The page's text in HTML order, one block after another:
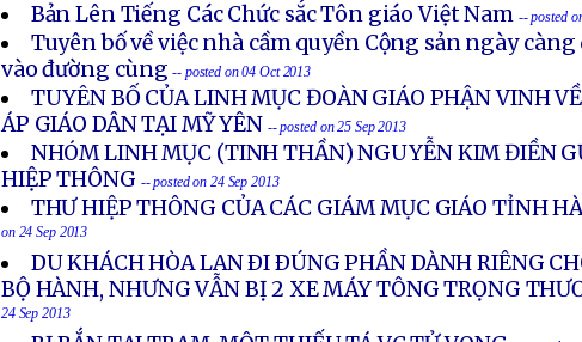
Bản Lên Tiếng Các Chức sắc Tôn giáo Việt Nam -- posted
Tuyên bố về việc nhà cầm quyền Cộng sản ngày
vào đường cùng -- posted on 04 Oct 2013
TUYÊN BỐ CỦA LINH MỤC ĐOÀN GIÁO PHẬN VINH
ÁP GIÁO DÂN TẠI MỸ YÊN -- posted on 25 Sep 2013
NHÓM LINH MỤC (TINH THẦN) NGUYỄN KIM ĐIỀN
HIỆP THÔNG -- posted on 24 Sep 2013
THƯ HIỆP THÔNG CỦA CÁC GIÁM MỤC GIÁO TỈNH
on 24 Sep 2013
DU KHÁCH HÒA LAN ÐI ÐÚNG PHẦN DÀNH RIÊNG
BỘ HÀNH, NHƯNG VẪN BỊ 2 XE MÁY TÔNG TRỌNG
24 Sep 2013